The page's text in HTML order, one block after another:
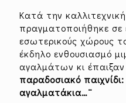
Κατά την
πραγματοποιήθηκε σε
εσωτερικούς χώρους
έκδηλο ενθουσιασμό
αγαλμάτων κι
παραδοσιακό
αγαλματάκια…¨